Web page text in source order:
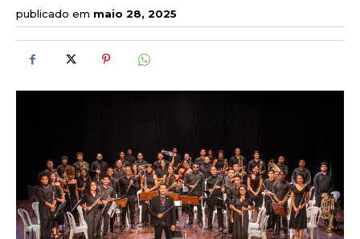
publicado em maio 28, 2025